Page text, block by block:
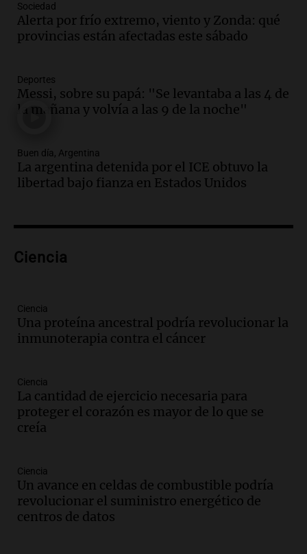
Episodios
Audio. Borges, abogada de Pourrain:
"Tres hombres se lo llevaron para
Una mañana para todos
Episodios
Audio.Voluntarios limpiaron 9.000
Una mañana para todos
Episodios
La historia de la servilleta que
contrato de Leo con Barcelona
Episodios
Una mañana para todos
Episodios
Vargas en 2007
Una mañana para todos
Episodios
todos tenían algo que ver"
Una mañana para todos
Episodios
Audio. Una nutricionista derribó el mito
Sociedad
Alerta por frío extremo, viento y Zonda: qué
provincias están afectadas este sábado
Deportes
Messi, sobre su papá: "Se levantaba a las 4 de
la mañana y volvía a las 9 de la noche"
Buen día, Argentina
La argentina detenida por el ICE obtuvo la
libertad bajo fianza en Estados Unidos
Ciencia
Ciencia
Una proteína ancestral podría revolucionar la
inmunoterapia contra el cáncer
Ciencia
La cantidad de ejercicio necesaria para
proteger el corazón es mayor de lo que se
creía
Ciencia
Un avance en celdas de combustible podría
revolucionar el suministro energético de
centros de datos